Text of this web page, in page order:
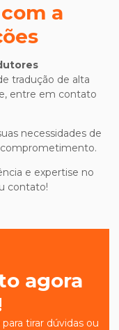
a
tradução de alta
entre em contato
necessidades de
e expertise no
contato!
agora
tirar dúvidas ou